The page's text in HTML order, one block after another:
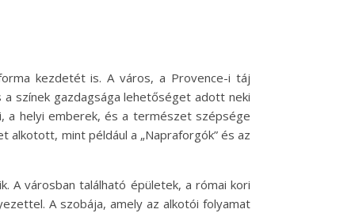
kezdetét is. A város, a Provence-i táj
színek gazdagsága lehetőséget adott neki
a helyi emberek, és a természet szépsége
alkotott, mint például a „Napraforgók” és az
A városban található épületek, a római kori
A szobája, amely az alkotói folyamat